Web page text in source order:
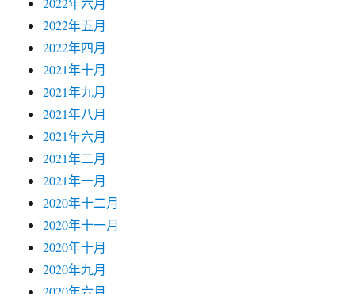
2022年五月
2022年四月
2021年十月
2021年九月
2021年八月
2021年六月
2021年二月
2021年一月
2020年十二月
2020年十一月
2020年十月
2020年九月